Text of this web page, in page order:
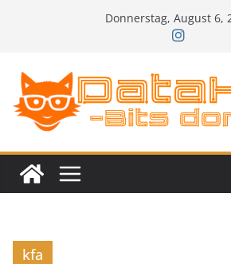
Donnerstag, August 6,
kfa